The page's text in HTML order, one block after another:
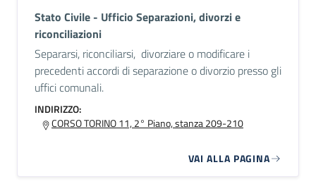
Stato Civile - Ufficio Separazioni, divorzi e
riconciliazioni
Separarsi, riconciliarsi, divorziare o modificare i
precedenti accordi di separazione o divorzio presso gli
uffici comunali.
INDIRIZZO:
CORSO TORINO 11, 2° Piano, stanza 209-210
VAI ALLA PAGINA